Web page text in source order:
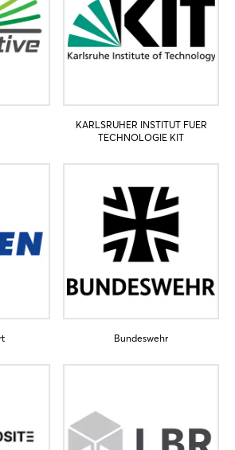
KARLSRUHER INSTITUT FUER
TECHNOLOGIE KIT
Bundeswehr
Passwort vergessen?
Noch nicht angemeldet?